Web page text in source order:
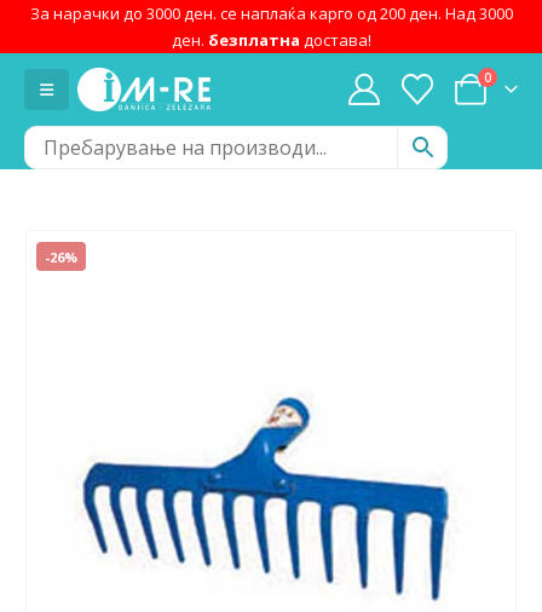
За нарачки до 3000 ден. се наплаќа карго од 200 ден. Над 3000
ден. безплатна достава!
0
-26%